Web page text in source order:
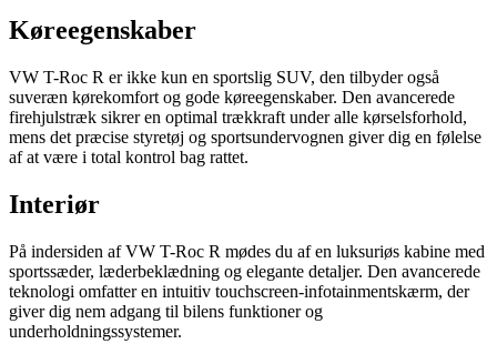
Køreegenskaber
VW T-Roc R er ikke kun en sportslig SUV, den tilbyder også
suveræn kørekomfort og gode køreegenskaber. Den avancerede
firehjulstræk sikrer en optimal trækkraft under alle kørselsforhold,
mens det præcise styretøj og sportsundervognen giver dig en følelse
af at være i total kontrol bag rattet.
Interiør
På indersiden af VW T-Roc R mødes du af en luksuriøs kabine med
sportssæder, læderbeklædning og elegante detaljer. Den avancerede
teknologi omfatter en intuitiv touchscreen-infotainmentskærm, der
giver dig nem adgang til bilens funktioner og
underholdningssystemer.